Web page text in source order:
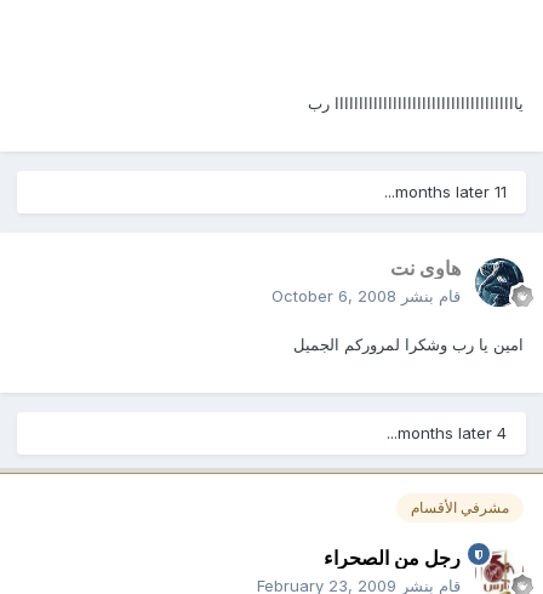
ياااااااااااااااااااااااااااااااااااااا رب
11 months later...
هاوى نت
قام بنشر October 6, 2008
امين يا رب وشكرا لمروركم الجميل
4 months later...
مشرفي الأقسام
رجل من الصحراء
قام بنشر February 23, 2009